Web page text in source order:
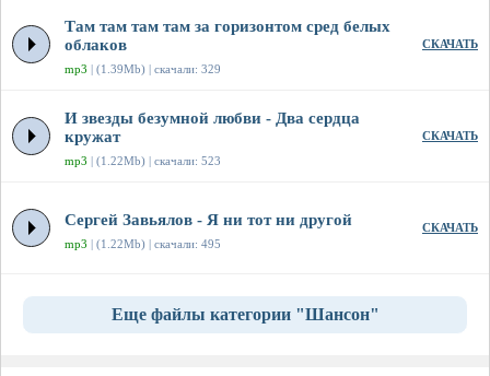
Там там там там за горизонтом сред белых
облаков
mp3 | (1.39Mb) | скачали: 329
СКАЧАТЬ
И звезды безумной любви - Два сердца
кружат
mp3 | (1.22Mb) | скачали: 523
СКАЧАТЬ
Сергей Завьялов - Я ни тот ни другой
mp3 | (1.22Mb) | скачали: 495
СКАЧАТЬ
Еще файлы категории "Шансон"